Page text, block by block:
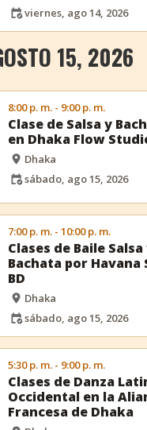
viernes, ago 14, 2026
15, 2026
8:00 p. m. - 9:00 p. m.
Clase de Salsa y
en Dhaka Flow
Dhaka
sábado, ago 15, 2026
7:00 p. m. - 10:00 p. m.
Clases de Baile Salsa
Bachata por Havana
BD
Dhaka
sábado, ago 15, 2026
5:30 p. m. - 9:00 p. m.
Clases de Danza
Occidental en la
Francesa de Dhaka